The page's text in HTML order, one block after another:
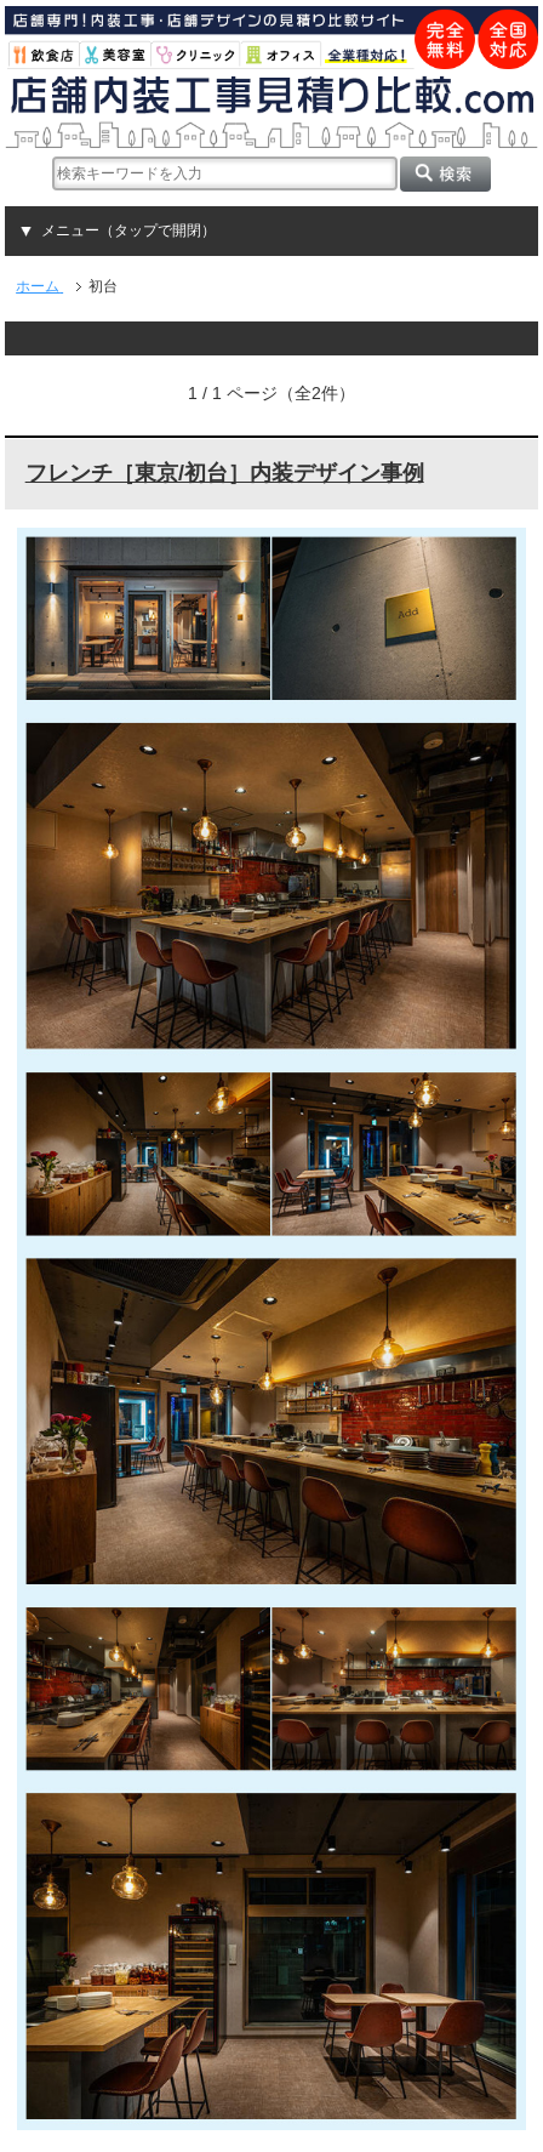
メニュー（タップで開閉）
ホーム 初台
1 / 1 ページ（全2件）
フレンチ［東京/初台］内装デザイン事例